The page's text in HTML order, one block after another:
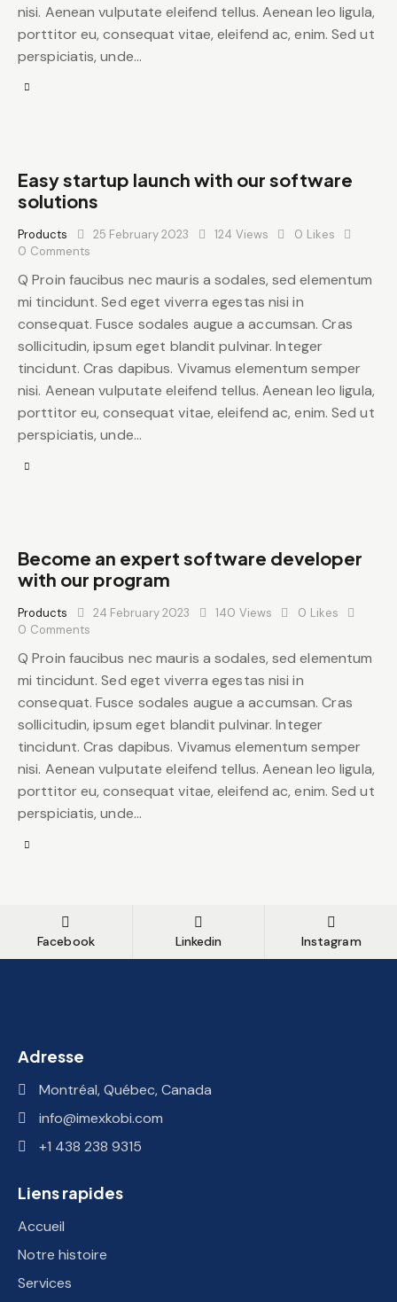
nisi. Aenean vulputate eleifend tellus. Aenean leo ligula,
porttitor eu, consequat vitae, eleifend ac, enim. Sed ut
perspiciatis, unde…
Easy startup launch with our software
solutions
Products 25 February 2023 124 Views 0 Likes
0 Comments
Q Proin faucibus nec mauris a sodales, sed elementum
mi tincidunt. Sed eget viverra egestas nisi in
consequat. Fusce sodales augue a accumsan. Cras
sollicitudin, ipsum eget blandit pulvinar. Integer
tincidunt. Cras dapibus. Vivamus elementum semper
nisi. Aenean vulputate eleifend tellus. Aenean leo ligula,
porttitor eu, consequat vitae, eleifend ac, enim. Sed ut
perspiciatis, unde…
Become an expert software developer
with our program
Products 24 February 2023 140 Views 0 Likes
0 Comments
Q Proin faucibus nec mauris a sodales, sed elementum
mi tincidunt. Sed eget viverra egestas nisi in
consequat. Fusce sodales augue a accumsan. Cras
sollicitudin, ipsum eget blandit pulvinar. Integer
tincidunt. Cras dapibus. Vivamus elementum semper
nisi. Aenean vulputate eleifend tellus. Aenean leo ligula,
porttitor eu, consequat vitae, eleifend ac, enim. Sed ut
perspiciatis, unde…
Facebook Linkedin Instagram
Adresse
Montréal, Québec, Canada
info@imexkobi.com
+1 438 238 9315
Liens rapides
Accueil
Notre histoire
Services